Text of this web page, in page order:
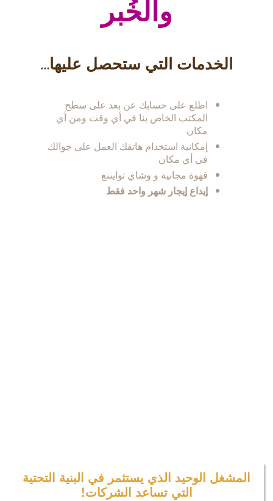
والخُبر
الخدمات التي ستحصل عليها...
اطلع على حسابك عن بعد على سطح
المكتب الخاص بنا في أي وقت ومن أي
مكان
إمكانية استخدام هاتفك العمل على جوالك
في أي مكان
قهوة مجانية و وشاي توايننغ
إيداع إيجار شهر واحد فقط
المشغل الوحيد الذي يستثمر في البنية التحتية
التي تساعد الشركات!